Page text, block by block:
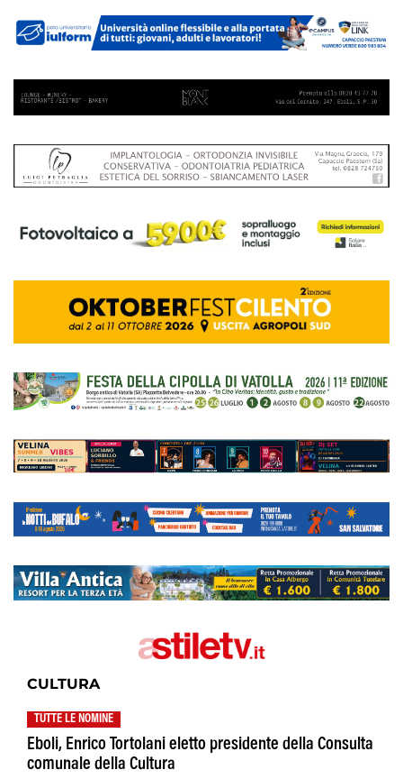
CULTURA
TUTTE LE NOMINE
Eboli, Enrico Tortolani eletto presidente della Consulta
comunale della Cultura